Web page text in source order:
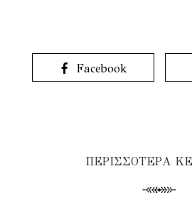
Facebook
ΠΕΡΙΣΣΟΤΕΡΑ